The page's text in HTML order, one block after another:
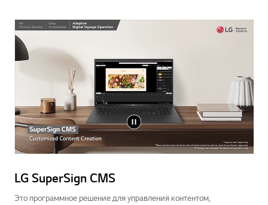
LG SuperSign CMS
Это программное решение для управления контентом,